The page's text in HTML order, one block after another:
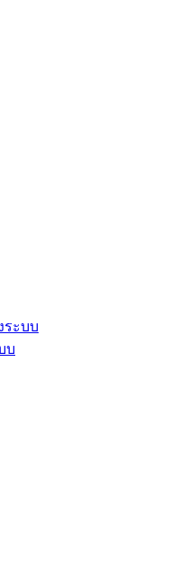
ระบบ
บ